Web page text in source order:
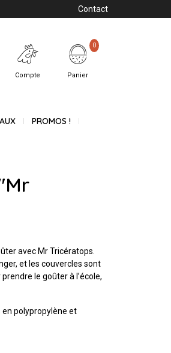
Contact
Compte Panier
0
PROMOS !
avec Mr Tricératops.
et les couvercles sont
le goûter à l’école,
en polypropylène et